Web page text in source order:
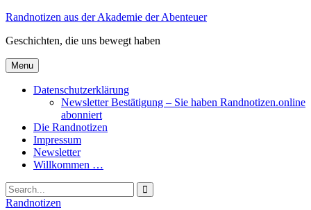
Skip
content
Randnotizen aus der Akademie der Abenteuer
Geschichten, die uns bewegt haben
Menu
Datenschutzerklärung
Newsletter Bestätigung – Sie haben Randnotizen.online
abonniert
Die Randnotizen
Impressum
Newsletter
Willkommen …
Search
for:
Search
Categories
Randnotizen